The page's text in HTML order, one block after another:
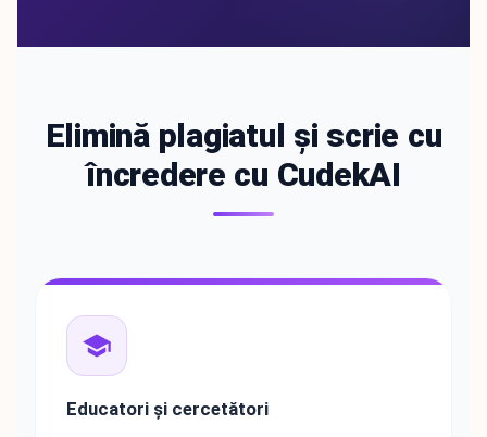
Elimină plagiatul și scrie cu
încredere cu CudekAI
Educatori și cercetători